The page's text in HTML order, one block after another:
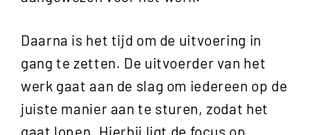
Daarna is het tijd om de uitvoering in
gang te zetten. De uitvoerder van het
werk gaat aan de slag om iedereen op de
juiste manier aan te sturen, zodat het
gaat lopen. Hierbij ligt de focus op